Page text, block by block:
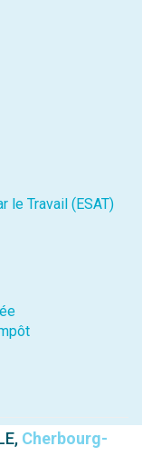
le Travail (ESAT)
Cherbourg-